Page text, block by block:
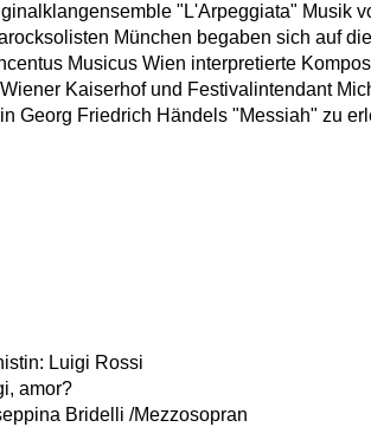
"L'Arpeggiata" Musik
München begaben sich auf
Musicus Wien interpretierte
Kaiserhof und Festivalintendant
Georg Friedrich Händels "Messiah" zu
Luigi Rossi
amor?
Bridelli /Mezzosopran